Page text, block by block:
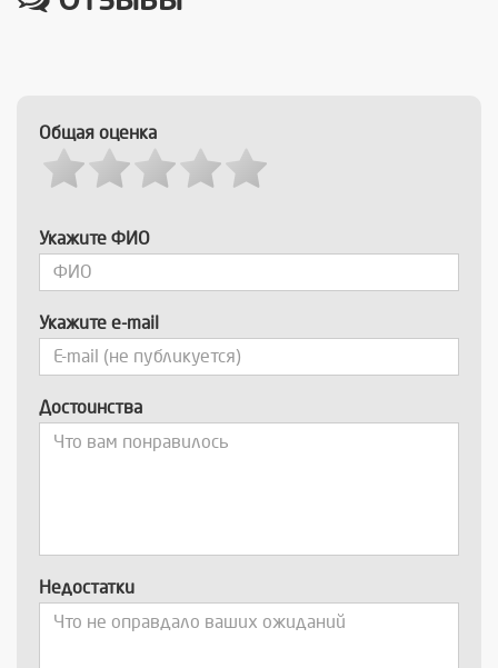
Общая оценка
Укажите ФИО
Укажите e-mail
Достоинства
Недостатки